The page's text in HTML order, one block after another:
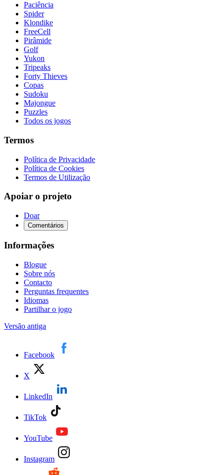
Paciência
Spider
Klondike
FreeCell
Pirâmide
Golf
Yukon
Tripeaks
Forty Thieves
Copas
Sudoku
Majongue
Puzzles
Todos os jogos
Termos
Política de Privacidade
Política de Cookies
Termos de Utilização
Apoiar o projeto
Doar
Comentários
Informações
Blogue
Sobre nós
Contacto
Perguntas frequentes
Idiomas
Partilhar o jogo
Versão antiga
Facebook
X
LinkedIn
TikTok
YouTube
Instagram